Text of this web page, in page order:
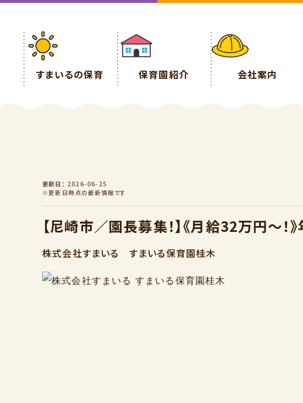
すまいるの保育 保育園紹介 会社案内
更新日
2026-06-25
※更新日時点の最新情報です
【尼崎市／園長募集！】《月給32万円～
株式会社すまいる すまいる保育園桂木